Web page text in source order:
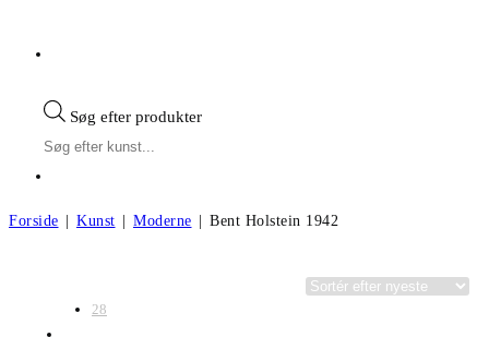
Søg efter produkter
Forside | Kunst | Moderne | Bent Holstein 1942
28